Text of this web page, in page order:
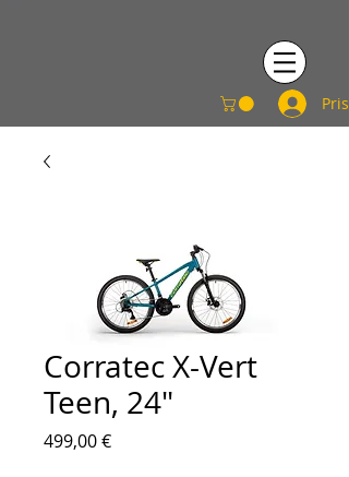
Corratec X-Vert
Teen, 24"
499,00 €Price